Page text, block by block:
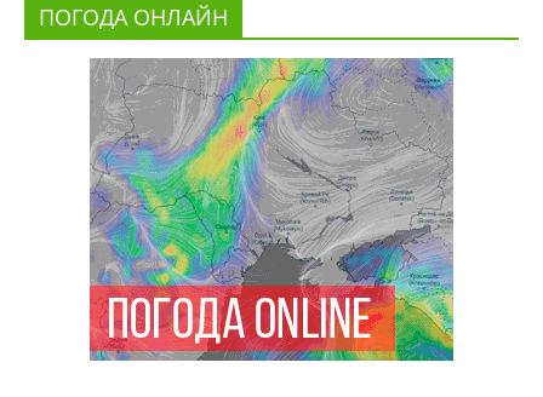
ПОГОДА ОНЛАЙН